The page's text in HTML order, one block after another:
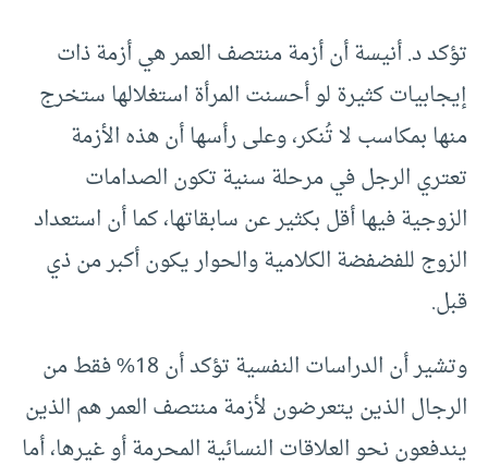
تؤكد د. أنيسة أن أزمة منتصف العمر هي أزمة ذات
إيجابيات كثيرة لو أحسنت المرأة استغلالها ستخرج
منها بمكاسب لا تُنكر، وعلى رأسها أن هذه الأزمة
تعتري الرجل في مرحلة سنية تكون الصدامات
الزوجية فيها أقل بكثير عن سابقاتها، كما أن استعداد
الزوج للفضفضة الكلامية والحوار يكون أكبر من ذي
قبل.
وتشير أن الدراسات النفسية تؤكد أن 18% فقط من
الرجال الذين يتعرضون لأزمة منتصف العمر هم الذين
يندفعون نحو العلاقات النسائية المحرمة أو غيرها، أما